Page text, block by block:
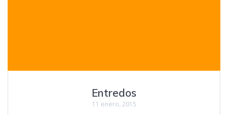
Entredos
11 enero, 2015